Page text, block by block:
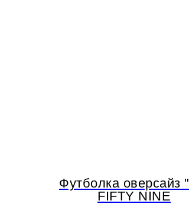
Футболка оверсайз
FIFTY NINE